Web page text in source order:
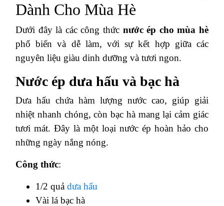
Dành Cho Mùa Hè
Dưới đây là các công thức nước ép cho mùa hè
phổ biến và dễ làm, với sự kết hợp giữa các
nguyên liệu giàu dinh dưỡng và tươi ngon.
Nước ép dưa hấu và bạc hà
Dưa hấu chứa hàm lượng nước cao, giúp giải
nhiệt nhanh chóng, còn bạc hà mang lại cảm giác
tươi mát. Đây là một loại nước ép hoàn hảo cho
những ngày nắng nóng.
Công thức:
1/2 quả dưa hấu
Vài lá bạc hà